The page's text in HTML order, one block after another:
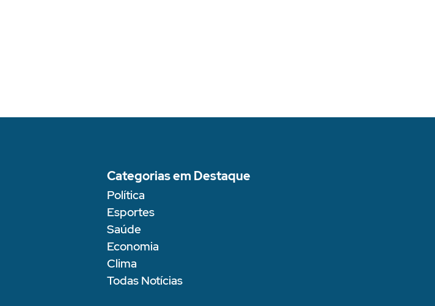
Categorias em Destaque
Política
Esportes
Saúde
Economia
Clima
Todas Notícias